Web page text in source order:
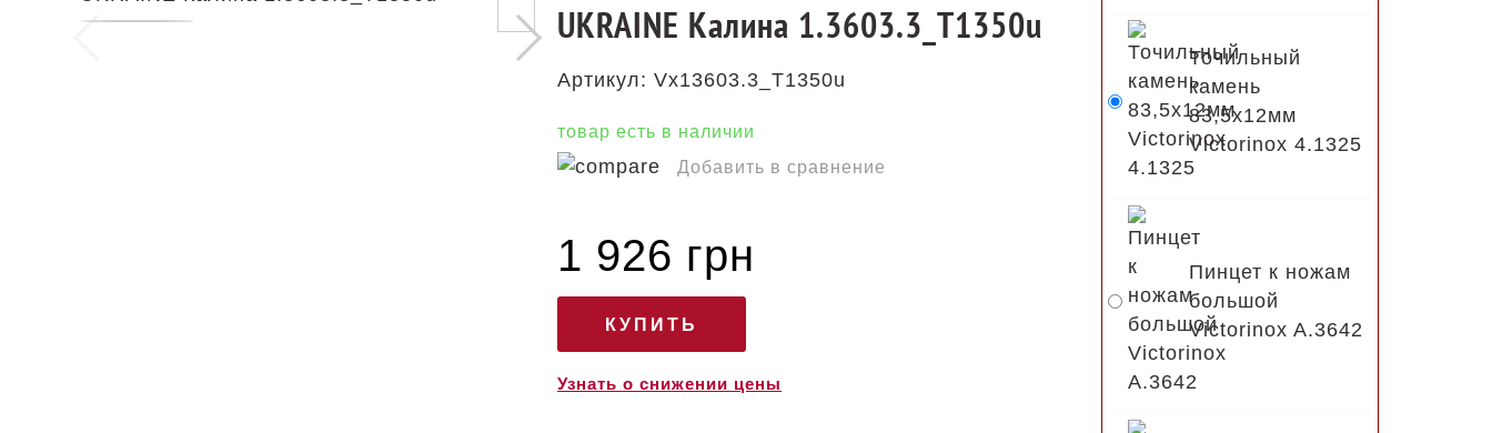
UKRAINE Калина 1.3603.3_T1350u
Артикул: Vx13603.3_T1350u
товар есть в наличии
Добавить в сравнение
1 926 грн
Узнать о снижении цены
Точильный
камень
83,5х12мм
Victorinox 4.1325
Пинцет к ножам
большой
Victorinox A.3642